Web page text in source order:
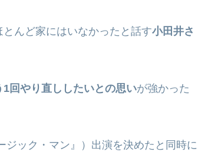
んど家にはいなかったと話す小田井さ
回やり直ししたいとの思いが強かった
ジック・マン』）出演を決めたと同時に